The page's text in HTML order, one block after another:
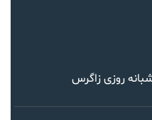
روزی زاگرس